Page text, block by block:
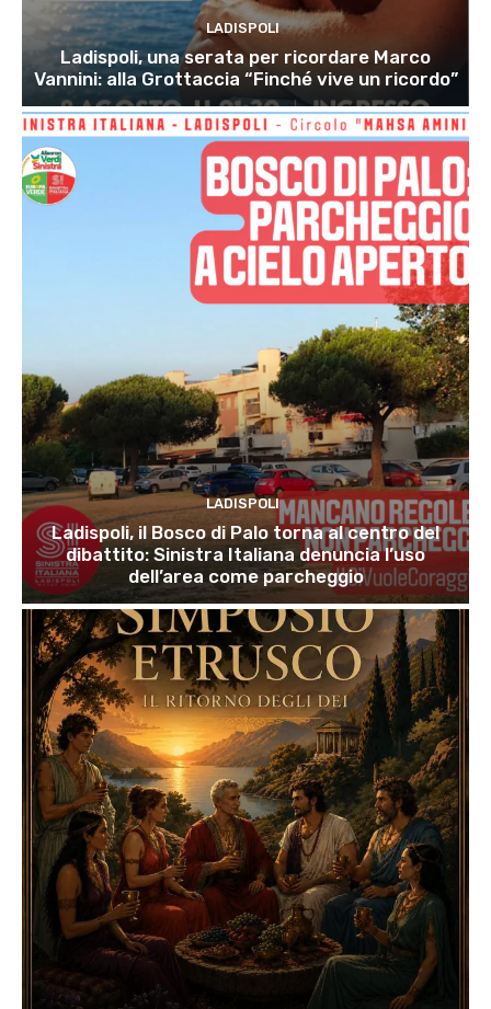
LADISPOLI
Ladispoli, una serata per ricordare Marco
Vannini: alla Grottaccia “Finché vive un ricordo”
LADISPOLI
Ladispoli, il Bosco di Palo torna al centro del
dibattito: Sinistra Italiana denuncia l’uso
dell’area come parcheggio